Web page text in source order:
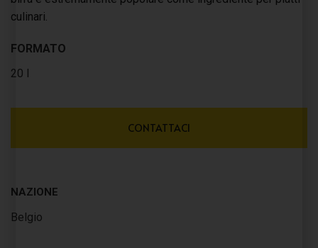
culinari.
FORMATO
20 l
CONTATTACI
NAZIONE
Belgio